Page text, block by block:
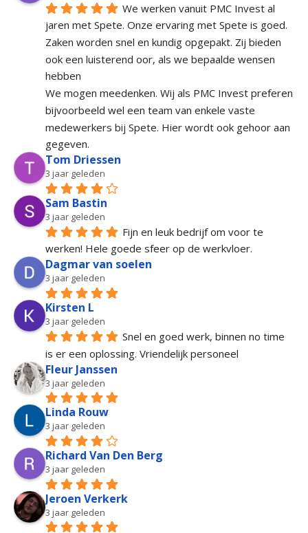
We werken vanuit PMC Invest al
jaren met Spete. Onze ervaring met Spete is goed.
Zaken worden snel en kundig opgepakt. Zij bieden
ook een luisterend oor, als we bepaalde wensen
hebben
We mogen meedenken. Wij als PMC Invest preferen
bijvoorbeeld wel een team van enkele vaste
medewerkers bij Spete. Hier wordt ook gehoor aan
gegeven.
Tom Driessen
3 jaar geleden
Sam Bastin
3 jaar geleden
Fijn en leuk bedrijf om voor te
werken! Hele goede sfeer op de werkvloer.
Dagmar van soelen
3 jaar geleden
Kirsten L
3 jaar geleden
Snel en goed werk, binnen no time
is er een oplossing. Vriendelijk personeel
Fleur Janssen
3 jaar geleden
Linda Rouw
3 jaar geleden
Richard Van Den Berg
3 jaar geleden
Jeroen Verkerk
3 jaar geleden